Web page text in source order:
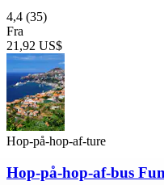
4,4 (35)
Fra
21,92 US$
Hop-på-hop-af-ture
Hop-på-hop-af-bus